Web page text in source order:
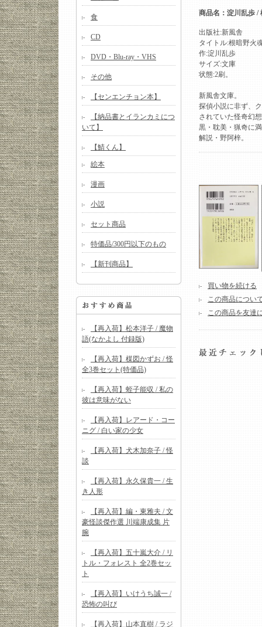
食
CD
DVD・Blu-ray・VHS
その他
【センエンチョン本】
【納品書とイランカミにつ
いて】
【鯖くん】
絵本
漫画
小説
セット商品
特価品/300円以下のもの
【新刊商品】
【再入荷】松本洋子 / 魔物
語(なかよし 付録版)
【再入荷】楳図かずお / 怪
全3巻セット(特価品)
【再入荷】蛭子能収 / 私の
彼は意味がない
【再入荷】レアード・コー
ニグ / 白い家の少女
【再入荷】犬木加奈子 / 怪
談
【再入荷】永久保貴一 / 生
き人形
【再入荷】編・東雅夫 / 文
豪怪談傑作選 川端康成集 片
腕
【再入荷】五十嵐大介 / リ
トル・フォレスト 全2巻セッ
ト
【再入荷】いけうち誠一 /
恐怖の叫び
【再入荷】山本直樹 / ラジ
商品名：淀川乱歩 /
出版社:新風舎
タイトル:根暗野火
作:淀川乱歩
サイズ:文庫
状態:2刷。
新風舎文庫。
探偵小説に非ず、
されていた怪奇幻
黒・耽美・猟奇に
解説・野阿梓。
買い物を続ける
この商品につい
この商品を友達